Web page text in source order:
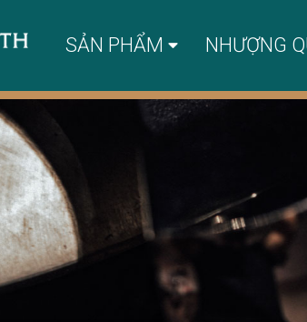
SẢN PHẨM NHƯỢNG